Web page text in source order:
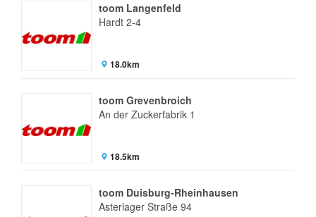
toom Langenfeld
Hardt 2-4
18.0km
toom Grevenbroich
An der Zuckerfabrik 1
18.5km
toom Duisburg-Rheinhausen
Asterlager Straße 94